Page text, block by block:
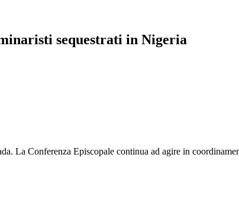
sequestrati in Nigeria
La Conferenza Episcopale continua ad agire in